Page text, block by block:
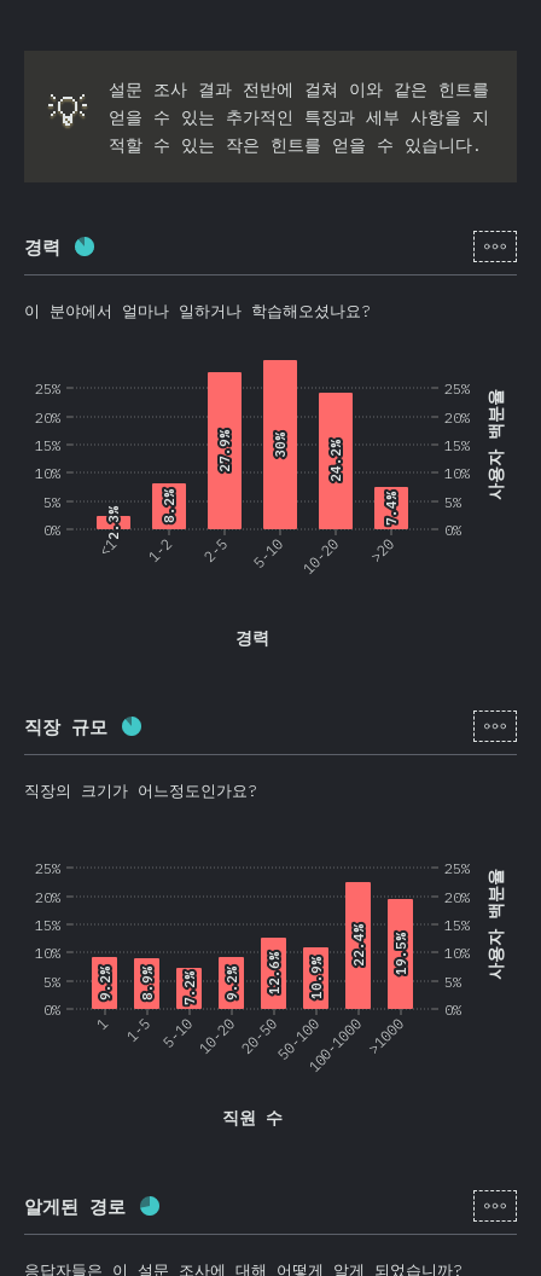
💡
설문 조사 결과 전반에 걸쳐 이와 같은 힌트를
얻을 수 있는 추가적인 특징과 세부 사항을 지
적할 수 있는 작은 힌트를 얻을 수 있습니다.
경력 완료율: [ko-
이 분야에서 얼마나 일하거나 학습해오셨나요?
0%
5%
10%
15%
20%
25%
사용자 백분율
<1 1-2 2-5 5-10 10-20 >20
경력
0%
5%
10%
15%
20%
25%
2.3%
2.3% 8.2%
8.2%
27.9%
27.9% 30%
30% 24.2%
24.2%
7.4%
7.4%
직장 규모 완료율: [ko-
직장의 크기가 어느정도인가요?
0%
5%
10%
15%
20%
25%
사용자 백분율
1 1-5 5-10 10-2020-5050-100100-1000 >1000
직원 수
0%
5%
10%
15%
20%
25%
9.2%
9.2% 8.9%
8.9% 7.2%
7.2% 9.2%
9.2% 12.6%
12.6% 10.9%
10.9%
22.4%
22.4% 19.5%
19.5%
알게된 경로 완료율: [ko-
응답자들은 이 설문 조사에 대해 어떻게 알게 되었습니까?